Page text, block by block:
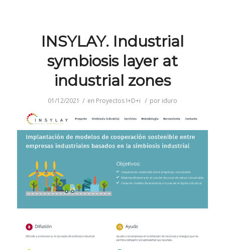
INSYLAY. Industrial
symbiosis layer at
industrial zones
01/12/2021 / en Proyectos I+D+i / por iduro